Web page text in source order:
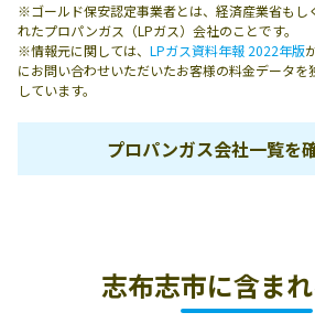
※ゴールド保安認定事業者とは、経済産業省もし
れたプロパンガス（LPガス）会社のことです。
※情報元に関しては、 LPガス資料年報 2022年版
にお問い合わせいただいたお客様の料金データを
しています。
プロパンガス会社一覧を
新橋163-12
志布志市に含ま